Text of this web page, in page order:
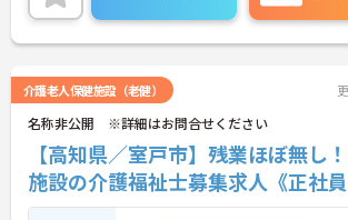
【全国展開の安定基盤と日勤のみの環境で長期的な
により、安定した環境で長く働き続けることができ
ます
・日勤のみの勤務で転勤の心配もないため、地元で
ご家庭と両立しながら長期的な視点でキャリアを築
けます
さい！
介護老人保健施設（老健）
名称非公開 ※詳細はお問合せください
【高知県／室戸市】残業ほぼ無し
施設の介護福祉士募集求人《正社員